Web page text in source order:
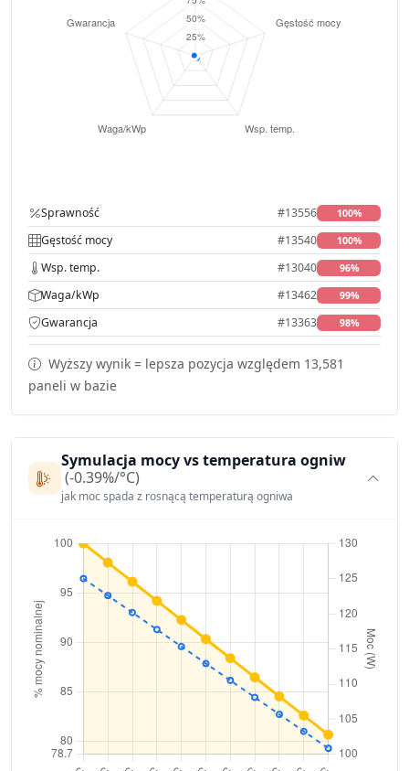
Sprawność #13556 100%
Gęstość mocy #13540 100%
Wsp. temp. #13040 96%
Waga/kWp #13462 99%
Gwarancja #13363 98%
Wyższy wynik = lepsza pozycja względem 13,581
paneli w bazie
Symulacja mocy vs temperatura ogniw
(-0.39%/°C)
jak moc spada z rosnącą temperaturą ogniwa